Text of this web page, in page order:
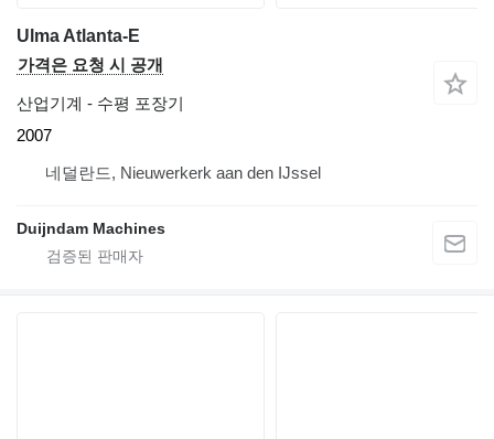
Ulma Atlanta-E
가격은 요청 시 공개
산업기계 - 수평 포장기
2007
네덜란드, Nieuwerkerk aan den IJssel
Duijndam Machines